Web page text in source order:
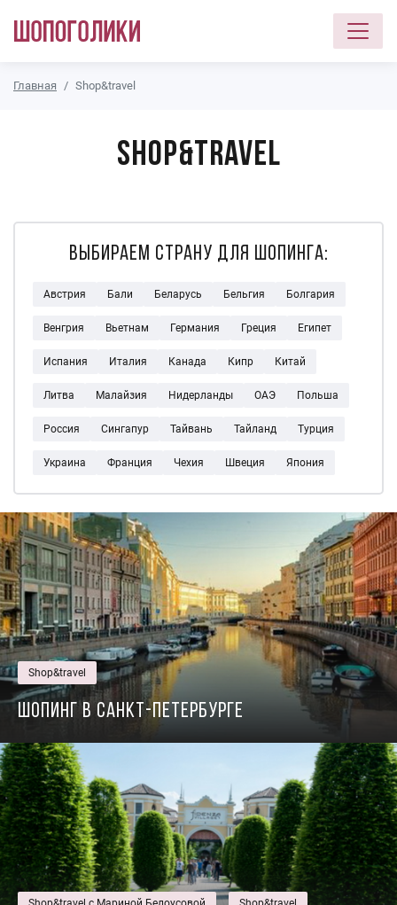
Главная Shop&travel
Shop&travel
Выбираем страну для шопинга:
Австрия Бали Беларусь Бельгия Болгария
Венгрия Вьетнам Германия Греция Египет
Испания Италия Канада Кипр Китай
Литва Малайзия Нидерланды ОАЭ Польша
Россия Сингапур Тайвань Тайланд Турция
Украина Франция Чехия Швеция Япония
Shop&travel
Шопинг в Санкт-Петербурге